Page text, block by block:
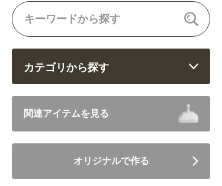
カテゴリから探す
住まい・暮らし (5246)
美容・健康 (4656)
関連アイテムを見る
オリジナルで作る